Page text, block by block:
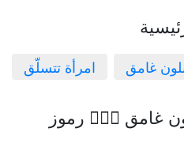
امرأة تتسلّق غامق
غامق 🧗🏿‍♀️ رموز